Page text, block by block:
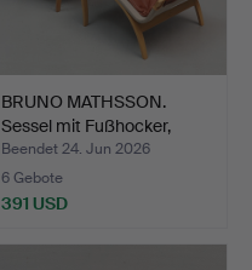
BRUNO MATHSSON.
Sessel mit Fußhocker,
"Per…
Beendet 24. Jun 2026
6 Gebote
391 USD